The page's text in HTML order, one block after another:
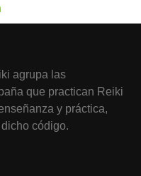
agrupa las
que practican Reiki
y práctica,
código.